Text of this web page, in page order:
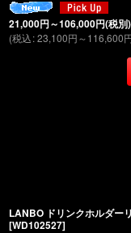
21,000円～106,000円(税別)
(税込:23,100円～116,600
LANBO ドリンクホルダー
[WD102527]